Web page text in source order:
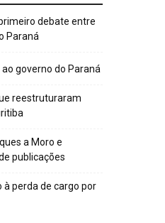
debate entre
Paraná
governo do Paraná
reestruturaram
a Moro e
publicações
à perda de cargo por